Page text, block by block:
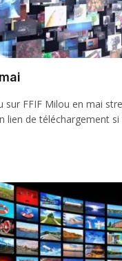
sur FFIF Milou en mai
lien de téléchargement